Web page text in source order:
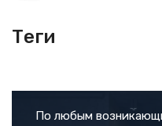
Теги
По любым